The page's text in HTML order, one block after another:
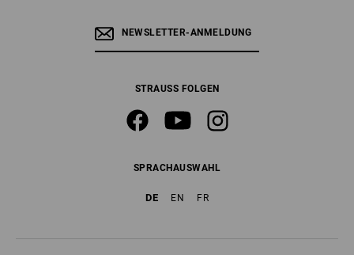
NEWSLETTER-ANMELDUNG
STRAUSS FOLGEN
SPRACHAUSWAHL
DE EN FR